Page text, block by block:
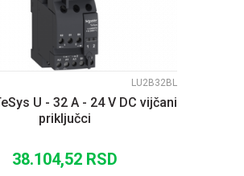
LU2B32BL
U - 32 A - 24 V DC vijčani
priključci
38.104,52 RSD